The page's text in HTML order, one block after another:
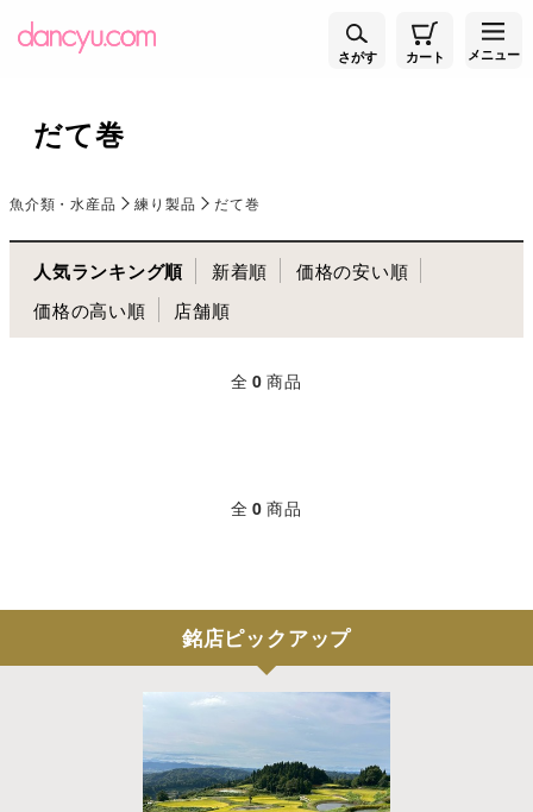
さがす カート メニュー
だて巻
魚介類・水産品 練り製品 だて巻
人気ランキング順 新着順
価格の安い順
価格の高い順
店舗順
全 0 商品
全 0 商品
銘店ピックアップ